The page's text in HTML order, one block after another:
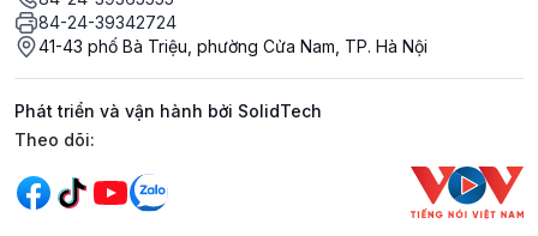
84-24-39342724
41-43 phố Bà Triệu, phường Cửa Nam, TP. Hà Nội
Phát triển và vận hành bởi SolidTech
Mạng xã hội
Theo dõi: